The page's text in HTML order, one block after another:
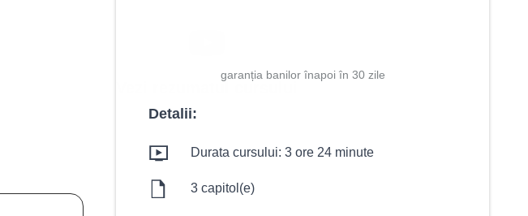
garanția banilor înapoi în 30 zile
Detalii:
Durata cursului: 3 ore 24 minute
3 capitol(e)